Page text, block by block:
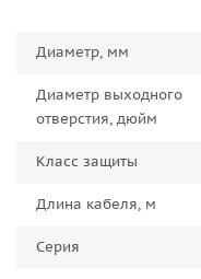
Диаметр, мм
Диаметр выходного
отверстия, дюйм
Класс защиты
Длина кабеля, м
Серия